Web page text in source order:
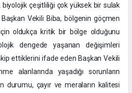
çeşitliliği çok yüksek bir sulak
Vekili Biba, bölgenin göçmen
oldukça kritik bir bölge olduğunu
dengede yaşanan değişimleri
ettiklerini ifade eden Başkan Vekili
alanlarında yaşadığı sorunların
durumu, çayır ve meraların kalitesi